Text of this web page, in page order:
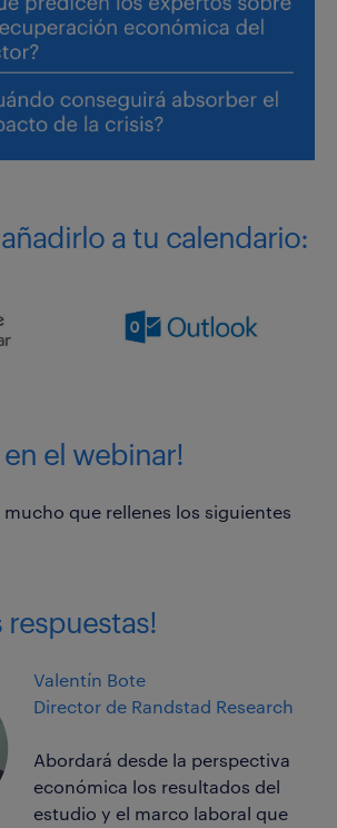
a tu calendario:
el webinar!
mucho que rellenes los siguientes
respuestas!
Valentín Bote
Director de Randstad Research
Abordará desde la perspectiva
económica los resultados del
estudio y el marco laboral que